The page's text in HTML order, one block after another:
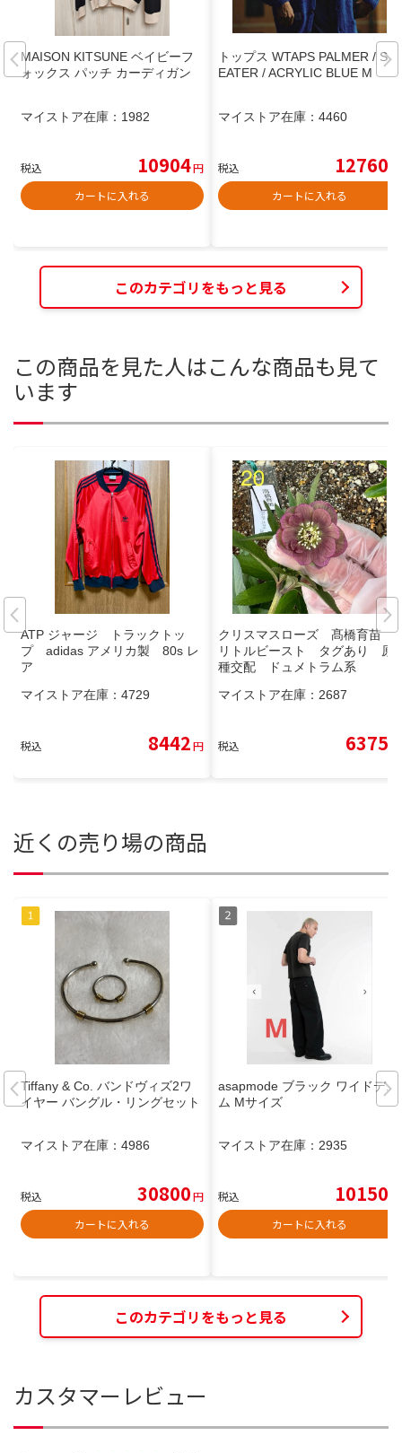
MAISON KITSUNE ベイビーフ
ォックス パッチ カーディガン
マイストア在庫： 1982
税込 10904円
カートに入れる
トップス WTAPS PALMER / SW
EATER / ACRYLIC BLUE M
マイストア在庫： 4460
税込 12760
カートに入れる
このカテゴリをもっと見る
この商品を見た人はこんな商品も見て
います
ATP ジャージ トラックトッ
プ adidas アメリカ製 80s レ
ア
マイストア在庫： 4729
税込 8442円
クリスマスローズ 髙橋育苗
リトルビースト タグあり 原
種交配 ドュメトラム系
マイストア在庫： 2687
税込 6375
近くの売り場の商品
Tiffany & Co. バンドヴィズ2ワ
イヤー バングル・リングセット
マイストア在庫： 4986
税込 30800円
カートに入れる
asapmode ブラック ワイドデニ
ム Mサイズ
マイストア在庫： 2935
税込 10150
カートに入れる
このカテゴリをもっと見る
カスタマーレビュー